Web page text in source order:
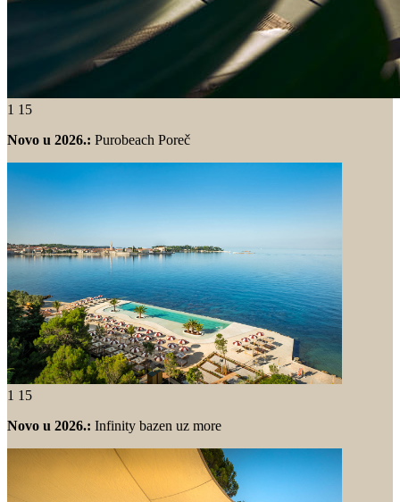
1 15
Novo u 2026.: Purobeach Poreč
1 15
Novo u 2026.: Infinity bazen uz more